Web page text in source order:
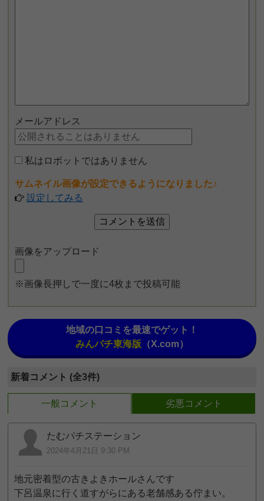
メールアドレス
私はロボットではありません
サムネイル画像が設定できるようになりました♪
設定してみる
画像をアップロード
※画像長押しで一度に4枚まで投稿可能
地域の口コミを最速でゲット！
みんパチ東海版 （X.com）
新着コメント (全3件)
一般コメント 劣悪コメント
たむパチステーション
2024年4月21日 9:30 PM
地元密着型の古きよきホールさんです
下呂温泉に行く道すがらにある老舗感ある佇まい。